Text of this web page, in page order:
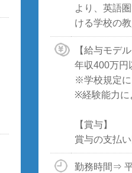
より、英語
ける学校の
【給与モデル
年収400万円
※学校規定に
※経験能力に
【賞与】
賞与の支払
勤務時間⇒